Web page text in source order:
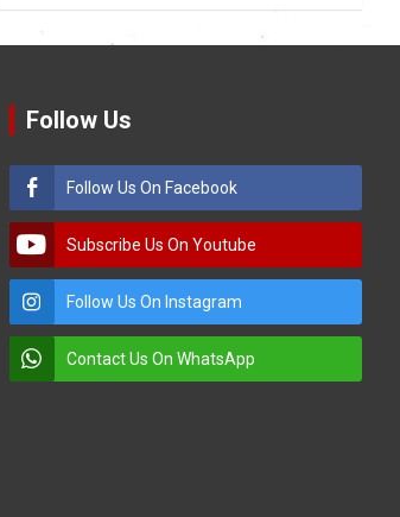
Follow Us
Follow Us On Facebook
Subscribe Us On Youtube
Follow Us On Instagram
Contact Us On WhatsApp